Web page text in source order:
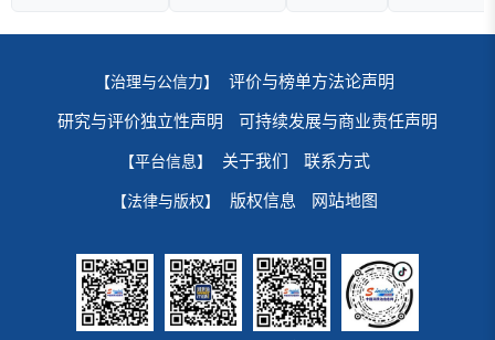
【治理与公信力】 评价与榜单方法论声明
研究与评价独立性声明 可持续发展与商业责任声明
【平台信息】 关于我们 联系方式
【法律与版权】 版权信息 网站地图